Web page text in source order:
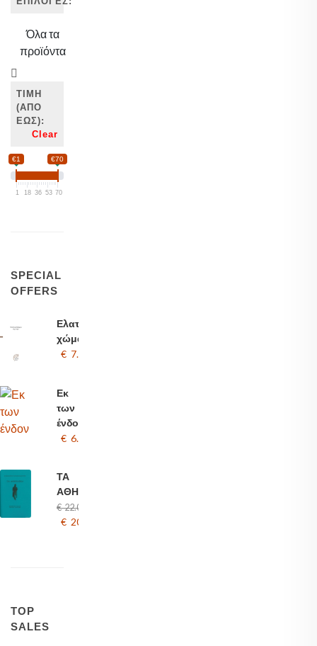
Όλα τα
προϊόντα
ΤΙΜΗ
(ΑΠΌ
ΈΩΣ):
Clear
€1 €70
1 18 36 53 70
SPECIAL
OFFERS
Ελαττωματικό
χώμα
€ 7.00
Εκ
των
ένδον
€ 6.00
ΤΑ
ΑΘΗΝΑΙΚΑ
€ 22.00
€ 20.00
TOP
SALES